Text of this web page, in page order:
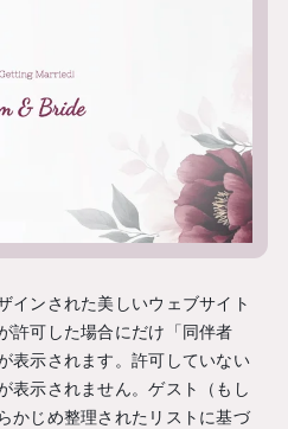
インされた美しいウェブサイト
許可した場合にだけ「同伴者
表示されます。許可していない
表示されません。ゲスト（もし
かじめ整理されたリストに基づ